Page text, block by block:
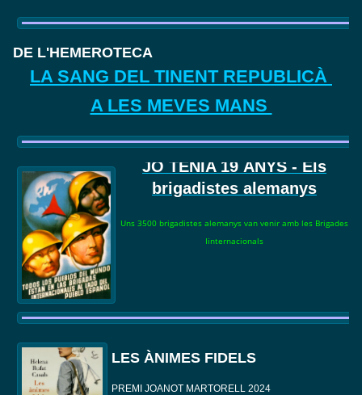
DE L'HEMEROTECA
LA SANG DEL TINENT REPUBLICÀ
A LES MEVES MANS
JO TENIA 19 ANYS - Els
brigadistes alemanys
Uns 3500 brigadistes alemanys van venir amb les Brigades
Iinternacionals
LES ÀNIMES FIDELS
PREMI JOANOT MARTORELL 2024